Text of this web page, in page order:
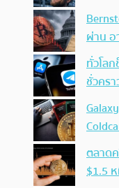
ผ่าน อ
ทั่วโล
ชั่วคร
ตลาด
$1.5